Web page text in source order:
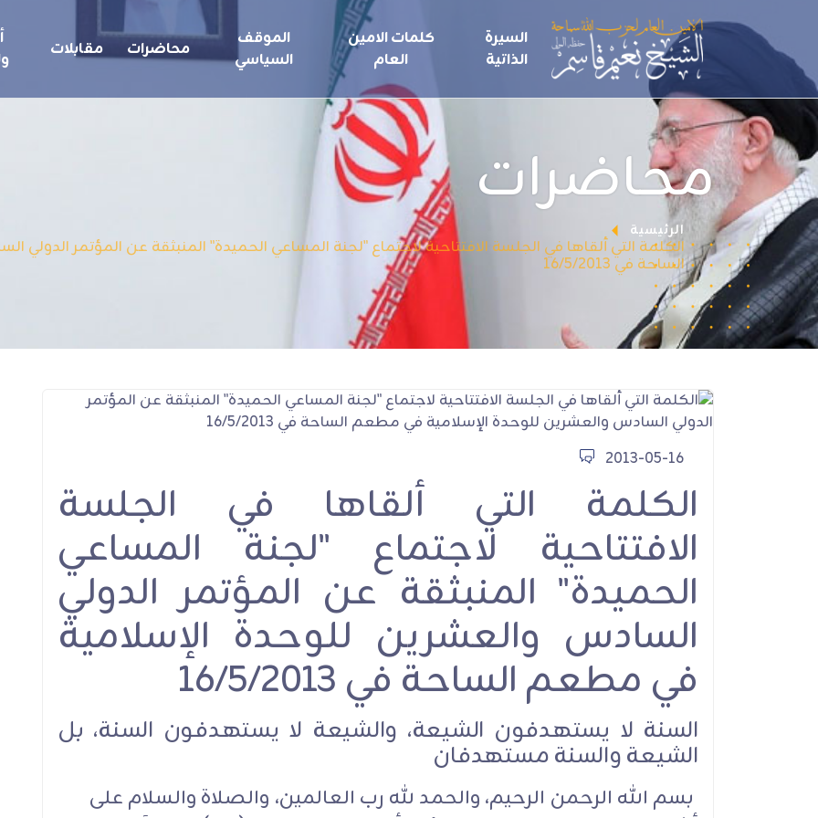
السيرة
الذاتية
كلمات الامين
العام
الموقف
السياسي
محاضرات مقابلات
محاضرات
الرئيسية
الكلمة التي ألقاها في الجلسة الافتتاحية لاجتماع "لجنة المساعي الحميدة" المنبثقة عن المؤتمر
الساحة في 16/5/2013
2013-05-16
الكلمة التي ألقاها في الجلسة
الافتتاحية لاجتماع "لجنة المساعي
الحميدة" المنبثقة عن المؤتمر الدولي
السادس والعشرين للوحدة الإسلامية
في مطعم الساحة في 16/5/2013
السنة لا يستهدفون الشيعة، والشيعة لا يستهدفون السنة، بل
الشيعة والسنة مستهدفان
بسم الله الرحمن الرحيم، والحمد لله رب العالمين، والصلاة والسلام على
كربلاء ثورة إقامة العدل
محاضرات
بالحُب
محاضرات
الرمضانية الأولى
الإجتماعية على قاعدة
خطبة رسول الله في
استقبال الشهر